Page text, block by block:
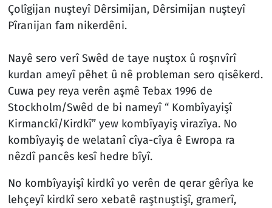
Çolîgijan nuşteyî Dêrsimijan, Dêrsimijan nuşteyî
Pîranijan fam nikerdêni.
Nayê sero verî Swêd de taye nuştox û roşnvîrî
kurdan ameyî pêhet û nê probleman sero qisêkerd.
Cuwa pey reya verên aşmê Tebax 1996 de
Stockholm/Swêd de bi nameyî “ Kombîyayişî
Kirmanckî/Kirdkî” yew kombîyayiş virazîya. No
kombîyayiş de welatanî cîya-cîya ê Ewropa ra
nêzdî pancês kesî hedre bîyî.
No kombîyayişî kirdkî yo verên de qerar gêrîya ke
lehçeyî kirdkî sero xebatê raştnuştişî, gramerî,